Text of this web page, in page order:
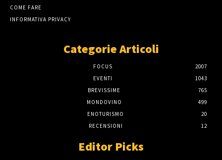
COME FARE
INFORMATIVA PRIVACY
Categorie Articoli
FOCUS
2007
EVENTI
1043
BREVISSIME
765
MONDOVINO
499
ENOTURISMO
20
RECENSIONI
12
Editor Picks